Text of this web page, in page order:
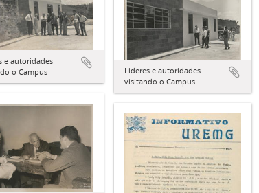
e autoridades
o Campus
Lideres e autoridades
visitando o Campus